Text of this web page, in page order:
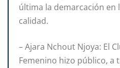
última la demarcación en
calidad.
– Ajara Nchout Njoya: El
Femenino hizo público, a